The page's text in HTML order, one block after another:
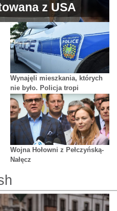
z USA
Wynajęli mieszkania, których
nie było. Policja tropi
oszustów
Wojna Hołowni z Pełczyńską-
Nałęcz